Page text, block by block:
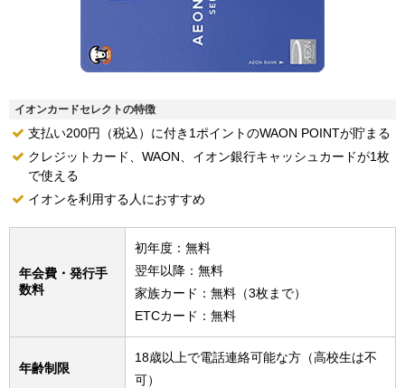
イオンカードセレクトの特徴
支払い200円（税込）に付き1ポイントのWAON POINTが貯まる
クレジットカード、WAON、イオン銀行キャッシュカードが1枚
で使える
イオンを利用する人におすすめ
年会費・発行手
数料
初年度：無料
翌年以降：無料
家族カード：無料（3枚まで）
ETCカード：無料
年齢制限
18歳以上で電話連絡可能な方（高校生は不
可）